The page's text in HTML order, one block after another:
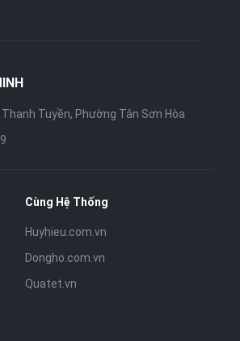
Tuyền, Phường Tân Sơn Hòa
Cùng Hệ Thống
Huyhieu.com.vn
Dongho.com.vn
Quatet.vn